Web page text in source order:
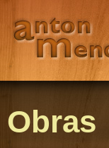
Obras